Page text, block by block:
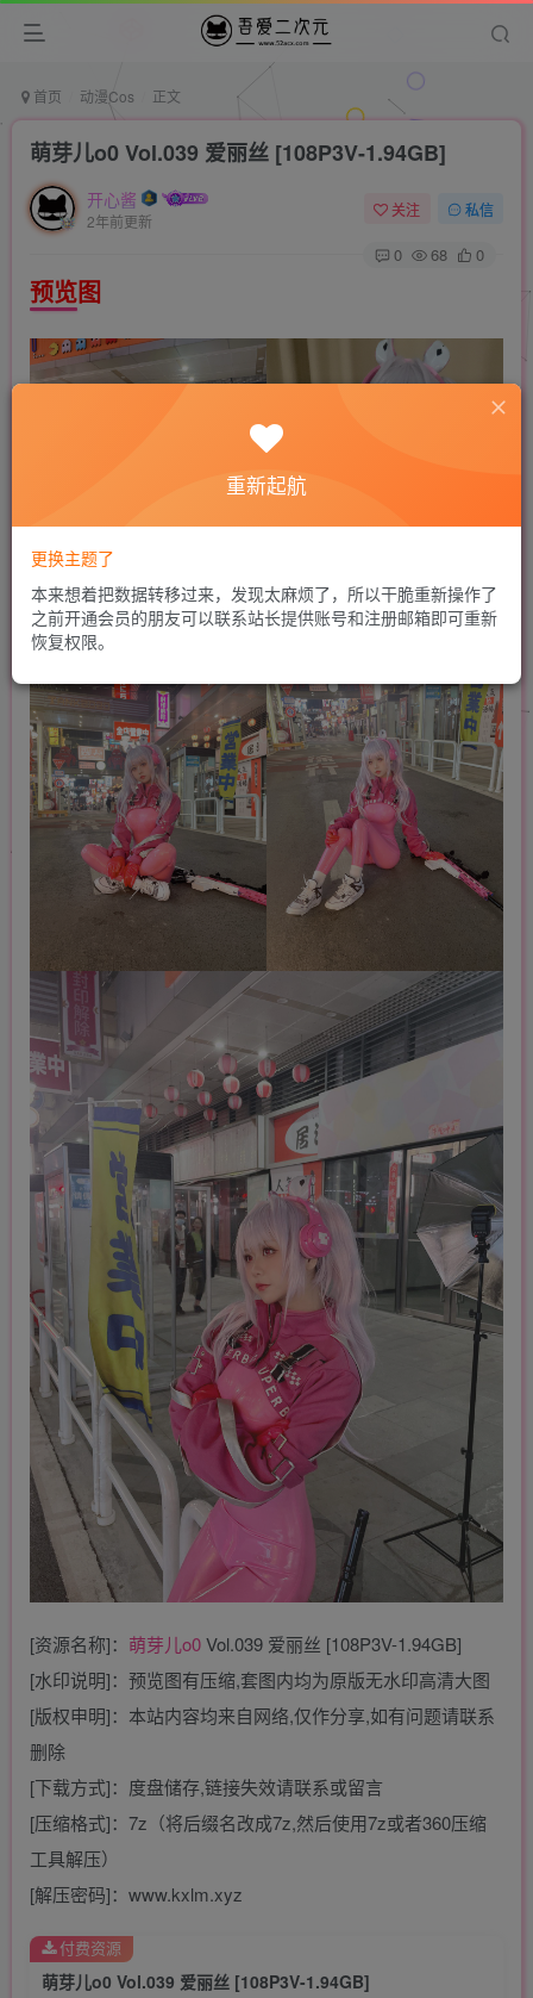
首页 动漫Cos 正文
萌芽儿o0 Vol.039 爱丽丝 [108P3V-1.94GB]
开心酱
2年前更新
关注 私信
0 68 0
预览图
[资源名称]： 萌芽儿o0Vol.039 爱丽丝 [108P3V-1.94GB]
[水印说明]：预览图有压缩,套图内均为原版无水印高清大图
[版权申明]：本站内容均来自网络,仅作分享,如有问题请联系
删除
[下载方式]：度盘储存,链接失效请联系或留言
[压缩格式]：7z（将后缀名改成7z,然后使用7z或者360压缩
工具解压）
[解压密码]：www.kxlm.xyz
萌芽儿o0 Vol.039 爱丽丝 [108P3V-1.94GB]
付费资源
重新起航
更换主题了
本来想着把数据转移过来，发现太麻烦了，所以干脆重新操作了
之前开通会员的朋友可以联系站长提供账号和注册邮箱即可重新
恢复权限。